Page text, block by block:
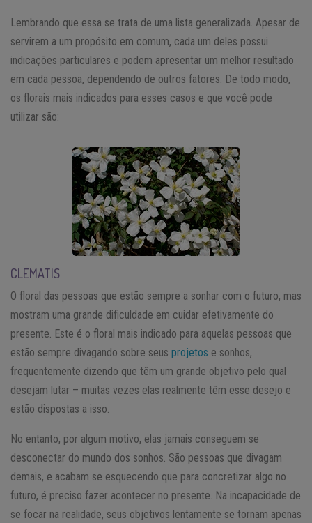
Lembrando que essa se trata de uma lista generalizada. Apesar de
servirem a um propósito em comum, cada um deles possui
indicações particulares e podem apresentar um melhor resultado
em cada pessoa, dependendo de outros fatores. De todo modo,
os florais mais indicados para esses casos e que você pode
utilizar são:
CLEMATIS
O floral das pessoas que estão sempre a sonhar com o futuro, mas
mostram uma grande dificuldade em cuidar efetivamente do
presente. Este é o floral mais indicado para aquelas pessoas que
estão sempre divagando sobre seus projetos e sonhos,
frequentemente dizendo que têm um grande objetivo pelo qual
desejam lutar – muitas vezes elas realmente têm esse desejo e
estão dispostas a isso.
No entanto, por algum motivo, elas jamais conseguem se
desconectar do mundo dos sonhos. São pessoas que divagam
demais, e acabam se esquecendo que para concretizar algo no
futuro, é preciso fazer acontecer no presente. Na incapacidade de
se focar na realidade, seus objetivos lentamente se tornam apenas